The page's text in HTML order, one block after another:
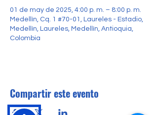
01 de may de 2025, 4:00 p. m. – 8:00 p. m.
Medellín, Cq. 1 #70-01, Laureles - Estadio,
Medellín, Laureles, Medellín, Antioquia,
Colombia
Compartir este evento